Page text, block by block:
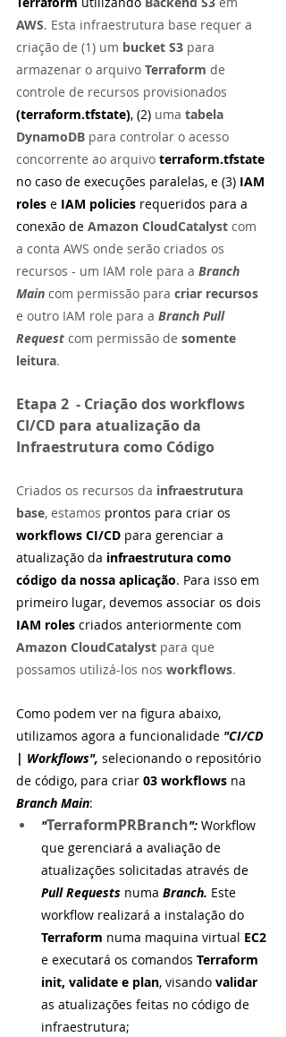
AWS. Esta infraestrutura base requer a
criação de (1) um bucket S3 para
armazenar o arquivo Terraform de
controle de recursos provisionados
(terraform.tfstate), (2) uma tabela
DynamoDB para controlar o acesso
concorrente ao arquivo terraform.tfstate
no caso de execuções paralelas, e (3) IAM
roles e IAM policies requeridos para a
conexão de Amazon CloudCatalyst com
a conta AWS onde serão criados os
recursos - um IAM role para a Branch
Main com permissão para criar recursos
e outro IAM role para a Branch Pull
Request com permissão de somente
leitura.
Etapa 2  - Criação dos workflows
CI/CD para atualização da
Infraestrutura como Código
Criados os recursos da infraestrutura
base, estamos prontos para criar os
workflows CI/CD para gerenciar a
atualização da infraestrutura como
código da nossa aplicação. Para isso em
primeiro lugar, devemos associar os dois
IAM roles criados anteriormente com
Amazon CloudCatalyst para que
possamos utilizá-los nos workflows.
Como podem ver na figura abaixo,
utilizamos agora a funcionalidade "CI/CD
| Workflows", selecionando o repositório
de código, para criar 03 workflows na
Branch Main:
"TerraformPRBranch": Workflow
que gerenciará a avaliação de
atualizações solicitadas através de
Pull Requests numa Branch. Este
workflow realizará a instalação do
Terraform numa maquina virtual EC2
e executará os comandos Terraform
init, validate e plan, visando validar
as atualizações feitas no código de
infraestrutura;